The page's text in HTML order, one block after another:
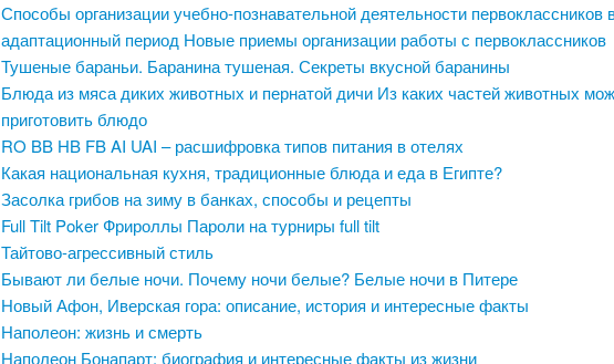
Способы организации учебно-познавательной деятельности первоклассников
адаптационный период Новые приемы организации работы с первоклассников
Тушеные бараньи. Баранина тушеная. Секреты вкусной баранины
Блюда из мяса диких животных и пернатой дичи Из каких частей животных
приготовить блюдо
RO BB HB FB AI UAI – расшифровка типов питания в отелях
Какая национальная кухня, традиционные блюда и еда в Египте?
Засолка грибов на зиму в банках, способы и рецепты
Full Tilt Poker Фрироллы Пароли на турниры full tilt
Тайтово-агрессивный стиль
Бывают ли белые ночи. Почему ночи белые? Белые ночи в Питере
Новый Афон, Иверская гора: описание, история и интересные факты
Наполеон: жизнь и смерть
Наполеон Бонапарт: биография и интересные факты из жизни